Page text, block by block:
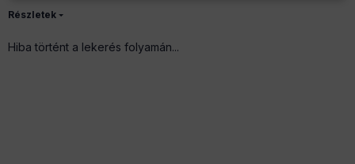
Részletek
Hiba történt a lekerés folyamán...